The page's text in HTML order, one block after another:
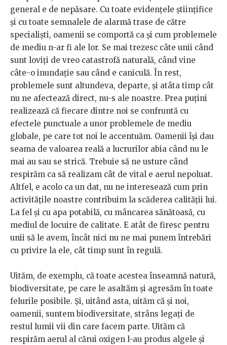
general e de nepăsare. Cu toate evidențele științifice
și cu toate semnalele de alarmă trase de către
specialiști, oamenii se comportă ca și cum problemele
de mediu n-ar fi ale lor. Se mai trezesc câte unii când
sunt loviți de vreo catastrofă naturală, când vine
câte-o inundație sau când e caniculă. În rest,
problemele sunt altundeva, departe, și atâta timp cât
nu ne afectează direct, nu-s ale noastre. Prea puțini
realizează că fiecare dintre noi se confruntă cu
efectele punctuale a unor problemele de mediu
globale, pe care tot noi le accentuăm. Oamenii își dau
seama de valoarea reală a lucrurilor abia când nu le
mai au sau se strică. Trebuie să ne usture când
respirăm ca să realizam cât de vital e aerul nepoluat.
Altfel, e acolo ca un dat, nu ne interesează cum prin
activitățile noastre contribuim la scăderea calității lui.
La fel și cu apa potabilă, cu mâncarea sănătoasă, cu
mediul de locuire de calitate. E atât de firesc pentru
unii să le avem, încât nici nu ne mai punem întrebări
cu privire la ele, cât timp sunt în regulă.
Uităm, de exemplu, că toate acestea înseamnă natură,
biodiversitate, pe care le asaltăm și agresăm în toate
felurile posibile. Și, uitând asta, uităm că și noi,
oamenii, suntem biodiversitate, strâns legați de
restul lumii vii din care facem parte. Uităm că
respirăm aerul al cărui oxigen l-au produs algele și